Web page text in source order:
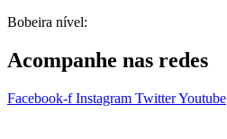
Bobeira nível:
Acompanhe nas redes
Facebook-f Instagram TwitterYoutube